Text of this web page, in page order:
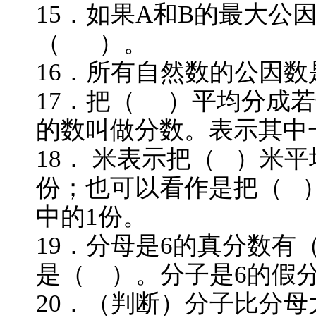
15．如果A和B的最大公
（ ）。
16．所有自然数的公因
17．把（ ）平均分
的数叫做分数。表示
18． 米表示把（ ）米
份；也可以看作是把（
中的1份。
19．分母是6的真
是（ ）。分子是6
20．（判断）分子比分